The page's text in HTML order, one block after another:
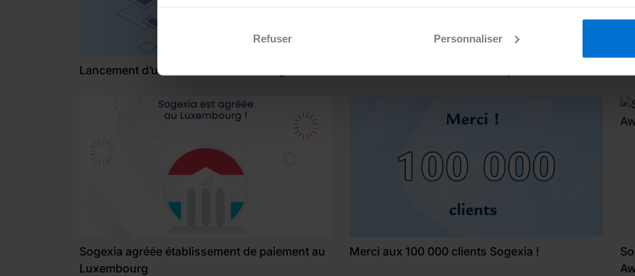
internet. Pour plus d’information concernant les cookies, consultez
notre politique de
Refuser Personnaliser
Lancement d’une solution d’affacturage
Sogexia agréée établissement de paiement au
Luxembourg
Merci aux 100 000 clients Sogexia !